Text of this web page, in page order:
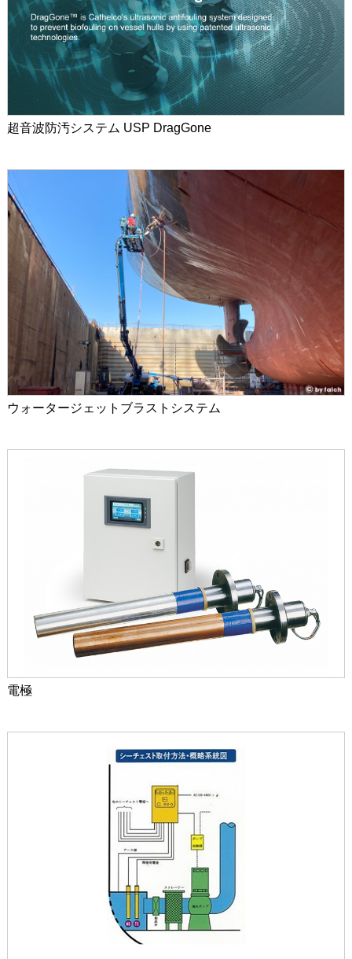
超音波防汚システム USP DragGone
ウォータージェットブラストシステム
電極